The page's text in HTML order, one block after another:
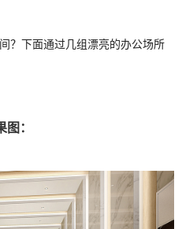
？下面通过几组漂亮的办公场所
：